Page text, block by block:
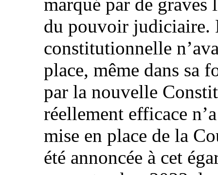
du pouvoir judiciaire.
constitutionnelle
place, même dans sa
par la nouvelle
réellement efficace
mise en place de la
été annoncée à cet